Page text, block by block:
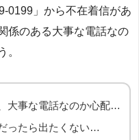
0199」から不在着信があ
係のある大事な電話なの
。
大事な電話なのか心配…
ったら出たくない…